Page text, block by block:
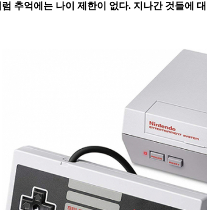
추억에는 나이 제한이 없다. 지나간 것들에